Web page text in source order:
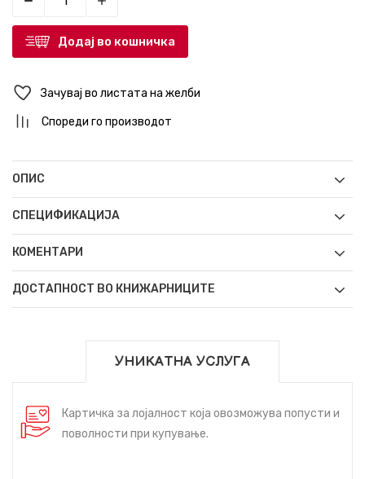
Додај во кошничка
Зачувај во листата на желби
Спореди го производот
ОПИС
СПЕЦИФИКАЦИЈА
КОМЕНТАРИ
ДОСТАПНОСТ ВО КНИЖАРНИЦИТЕ
УНИКАТНА УСЛУГА
Картичка за лојалност која овозможува попусти и
поволности при купување.